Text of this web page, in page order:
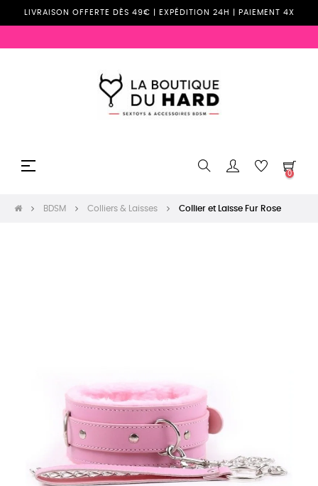
LIVRAISON OFFERTE DÈS 49€ | EXPÉDITION 24H | PAIEMENT 4X
Basculer
☰
0
BDSM Colliers & Laisses Collier et Laisse Fur Rose